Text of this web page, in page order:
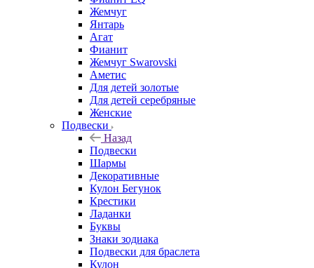
Жемчуг
Янтарь
Агат
Фианит
Жемчуг Swarovski
Аметис
Для детей золотые
Для детей серебряные
Женские
Подвески
Назад
Подвески
Шармы
Декоративные
Кулон Бегунок
Крестики
Ладанки
Буквы
Знаки зодиака
Подвески для браслета
Кулон